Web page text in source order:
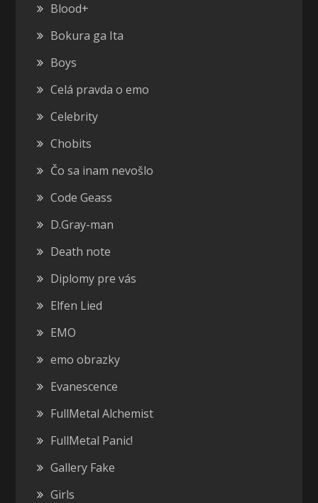
Blood+
Bokura ga Ita
Boys
Celá pravda o emo
Celebrity
Chobits
Čo sa inam nevošlo
Code Geass
D.Gray-man
Death note
Diplomy pre vás
Elfen Lied
EMO
emo obrazky
Evanescence
FullMetal Alchemist
FullMetal Panic!
Gallery Fake
Girls